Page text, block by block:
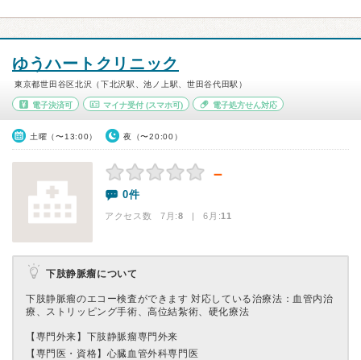
ゆうハートクリニック
東京都世田谷区北沢（下北沢駅、池ノ上駅、世田谷代田駅）
電子決済可 マイナ受付(スマホ可) 電子処方せん対応
土曜（〜13:00） 夜（〜20:00）
－
0件
アクセス数 7月:8 | 6月:11
下肢静脈瘤について
下肢静脈瘤のエコー検査ができます 対応している治療法：血管内治
療、ストリッピング手術、高位結紮術、硬化療法
【専門外来】 下肢静脈瘤専門外来
【専門医・資格】 心臓血管外科専門医